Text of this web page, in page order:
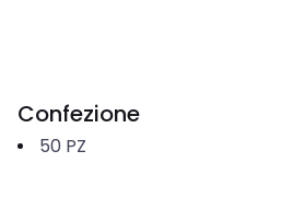
Confezione
50 PZ